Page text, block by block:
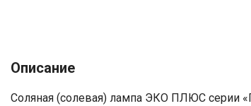
Описание
Соляная (солевая) лампа ЭКО ПЛЮС серии